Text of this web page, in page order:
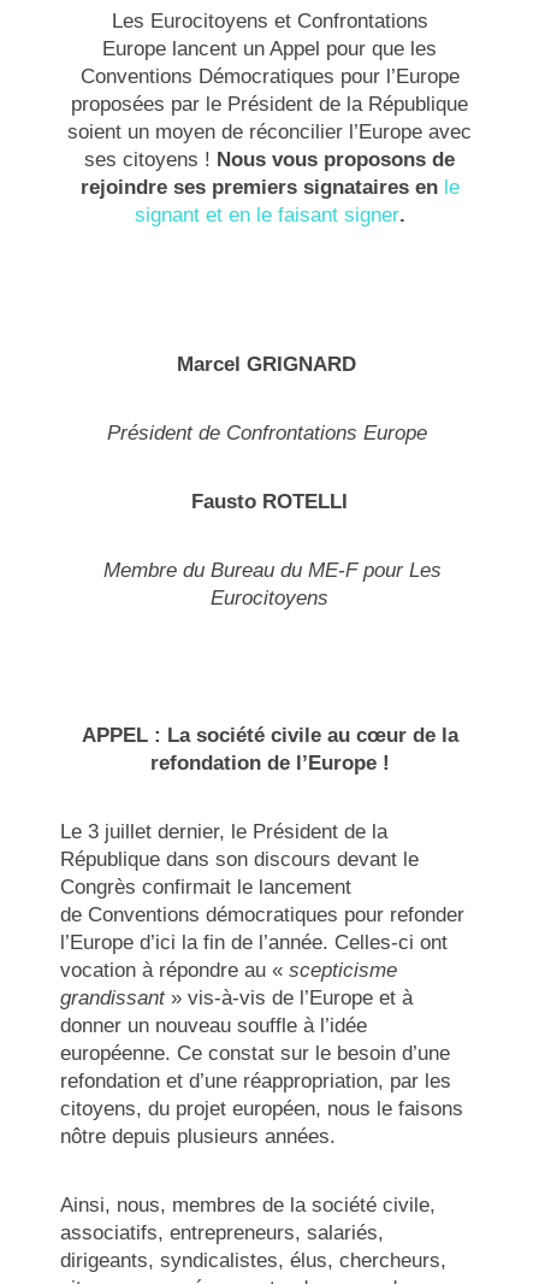
Les Eurocitoyens et Confrontations
Europe lancent un Appel pour que les
Conventions Démocratiques pour l’Europe
proposées par le Président de la République
soient un moyen de réconcilier l’Europe avec
ses citoyens ! Nous vous proposons de
rejoindre ses premiers signataires en le
signant et en le faisant signer.
Marcel GRIGNARD
Président de Confrontations Europe
Fausto ROTELLI
Membre du Bureau du ME-F pour Les
Eurocitoyens
APPEL : La société civile au cœur de la
refondation de l’Europe !
Le 3 juillet dernier, le Président de la
République dans son discours devant le
Congrès confirmait le lancement
de Conventions démocratiques pour refonder
l’Europe d’ici la fin de l’année. Celles-ci ont
vocation à répondre au «scepticisme
grandissant» vis-à-vis de l’Europe et à
donner un nouveau souffle à l’idée
européenne. Ce constat sur le besoin d’une
refondation et d’une réappropriation, par les
citoyens, du projet européen, nous le faisons
nôtre depuis plusieurs années.
Ainsi, nous, membres de la société civile,
associatifs, entrepreneurs, salariés,
dirigeants, syndicalistes, élus, chercheurs,